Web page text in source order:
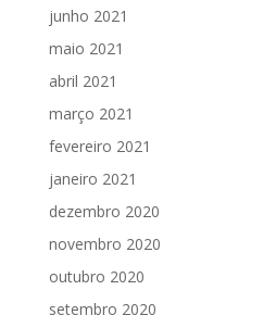
junho 2021
maio 2021
abril 2021
março 2021
fevereiro 2021
janeiro 2021
dezembro 2020
novembro 2020
outubro 2020
setembro 2020